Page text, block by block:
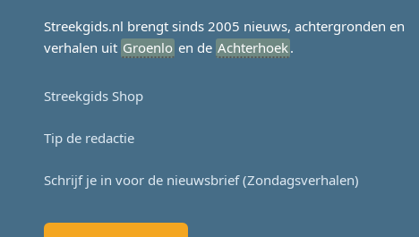
Streekgids.nl brengt sinds 2005 nieuws, achtergronden en
verhalen uit Groenlo en de Achterhoek.
Streekgids Shop
Tip de redactie
Schrijf je in voor de nieuwsbrief (Zondagsverhalen)